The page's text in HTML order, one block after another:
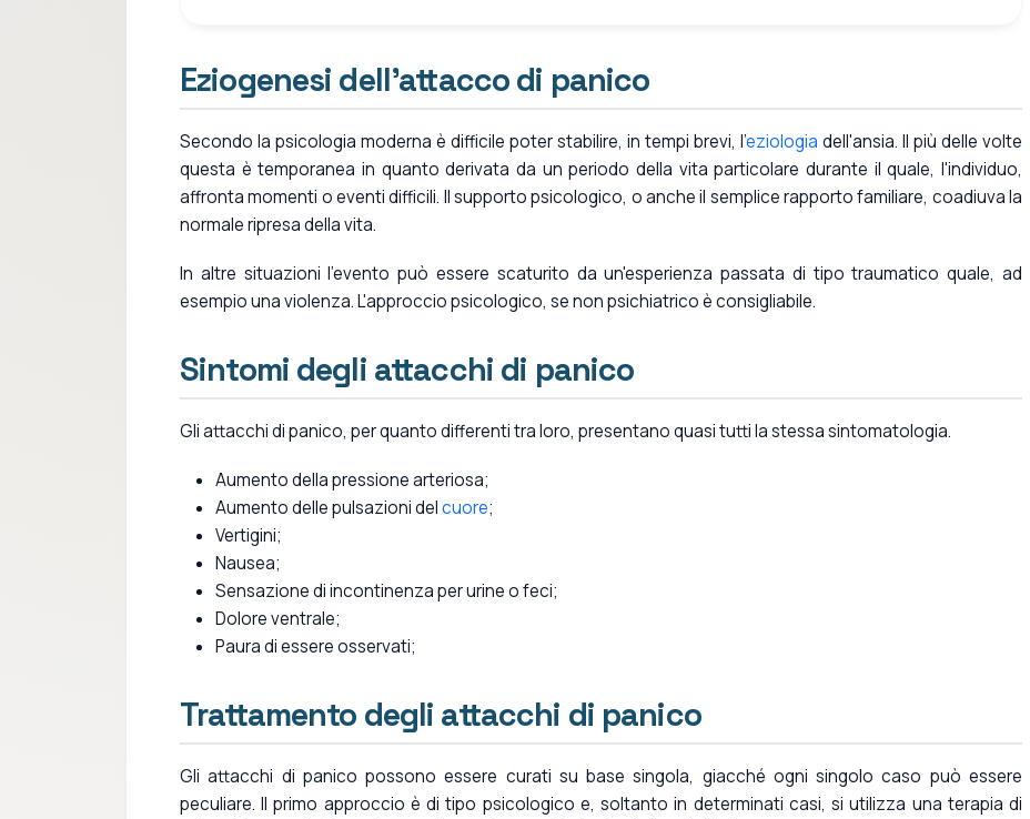
Eziogenesi dell'attacco di panico
Secondo la psicologia moderna è difficile poter stabilire, in tempi brevi, l'eziologia dell'ansia. Il più delle volte
questa è temporanea in quanto derivata da un periodo della vita particolare durante il quale, l'individuo,
affronta momenti o eventi difficili. Il supporto psicologico, o anche il semplice rapporto familiare, coadiuva la
normale ripresa della vita.
In altre situazioni l'evento può essere scaturito da un'esperienza passata di tipo traumatico quale, ad
esempio una violenza. L'approccio psicologico, se non psichiatrico è consigliabile.
Sintomi degli attacchi di panico
Gli attacchi di panico, per quanto differenti tra loro, presentano quasi tutti la stessa sintomatologia.
Aumento della pressione arteriosa;
Aumento delle pulsazioni delcuore;
Vertigini;
Nausea;
Sensazione di incontinenza per urine o feci;
Dolore ventrale;
Paura di essere osservati;
Trattamento degli attacchi di panico
Gli attacchi di panico possono essere curati su base singola, giacché ogni singolo caso può essere
peculiare. Il primo approccio è di tipo psicologico e, soltanto in determinati casi, si utilizza una terapia di